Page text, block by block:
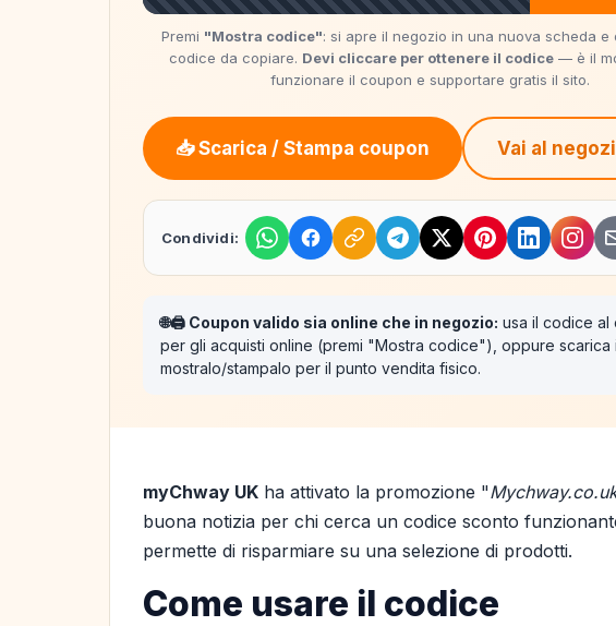
Premi "Mostra codice": si apre il negozio in una nuova scheda e
codice da copiare. Devi cliccare per ottenere il codice — è il
funzionare il coupon e supportare gratis il sito.
📥 Scarica / Stampa coupon Vai al
Condividi:
🌐🖨️ Coupon valido sia online che in negozio: usa il codice al
per gli acquisti online (premi "Mostra codice"), oppure scarica
mostralo/stampalo per il punto vendita fisico.
myChway UK ha attivato la promozione "
buona notizia per chi cerca un codice sconto
permette di risparmiare su una selezione di prodotti.
Come usare il codice